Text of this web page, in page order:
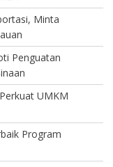
Minta
Penguatan
UMKM
Program